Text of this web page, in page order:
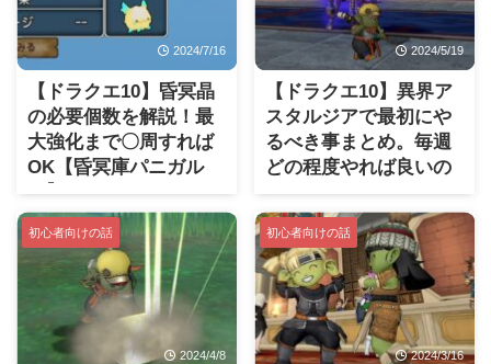
2024/7/16
【ドラクエ10】昏冥晶
の必要個数を解説！最
大強化まで〇周すれば
OK【昏冥庫パニガル
ム】
2024/5/19
【ドラクエ10】異界ア
スタルジアで最初にや
るべき事まとめ。毎週
どの程度やれば良いの
か？
初心者向けの話
2024/4/8
初心者向けの話
2024/3/16